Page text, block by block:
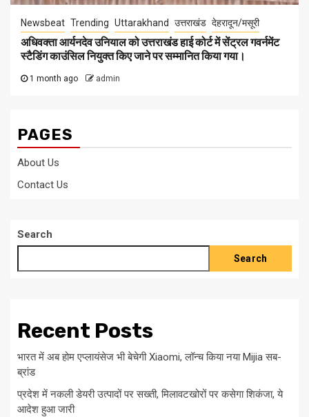
Newsbeat Trending Uttarakhand उत्तराखंड देहरादून/मसूरी
अधिवक्ता आर्यनदेव उनियाल को उत्तराखंड हाई कोर्ट में सेंट्रल गवर्नमेंट
स्टैडिंग काउंसिल नियुक्त किए जाने पर सम्मानित किया गया।
1 month ago admin
PAGES
About Us
Contact Us
Search
Search
Recent Posts
भारत में अब होम एप्लायंसेज भी बेचेगी Xiaomi, लॉन्च किया नया Mijia सब-
ब्रांड
प्रदेश में नकली डेयरी उत्पादों पर सख्ती, मिलावटखोरों पर कसेगा शिकंजा, ये
आदेश हुआ जारी